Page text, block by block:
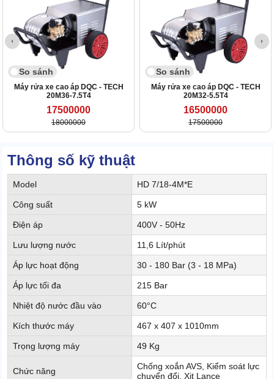
So sánh
Máy rửa xe cao áp DQC - TECH
20M36-7.5T4
17500000
18000000
So sánh
Máy rửa xe cao áp DQC - TECH
20M32-5.5T4
16500000
17500000
Thông số kỹ thuật
Model HD 7/18-4M*E
Công suất 5 kW
Điện áp 400V - 50Hz
Lưu lượng nước 11,6 Lít/phút
Áp lực hoạt động 30 - 180 Bar (3 - 18 MPa)
Áp lực tối đa 215 Bar
Nhiệt độ nước đầu vào 60°C
Kích thước máy 467 x 407 x 1010mm
Trọng lượng máy 49 Kg
Chức năng
Chống xoắn AVS, Kiểm soát lực
chuyển đổi, Xịt Lance